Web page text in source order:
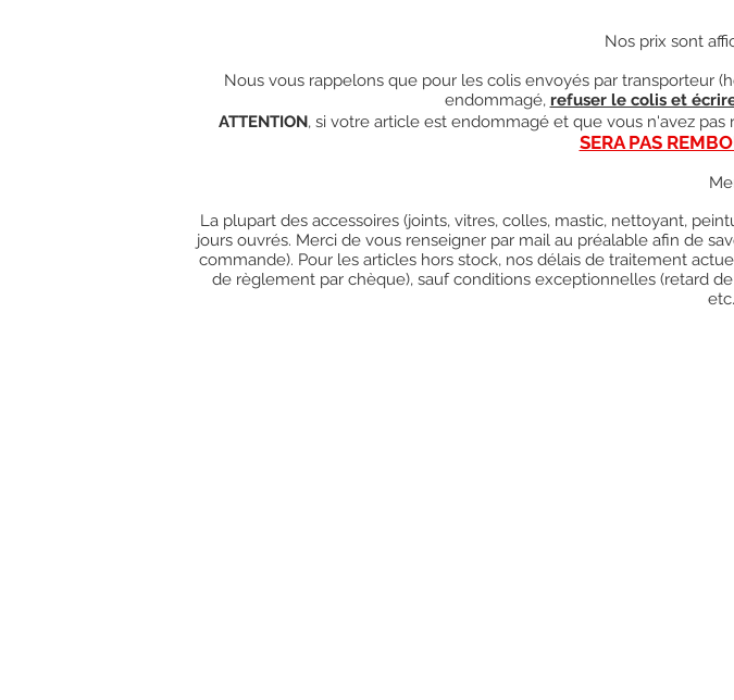
Nos prix sont
Nous vous rappelons que pour les colis envoyés par transporteur
endommagé, refuser le colis et
ATTENTION, si votre article est endommagé et que vous n'avez
SERA PAS
La plupart des accessoires (joints, vitres, colles, mastic, nettoyant,
jours ouvrés. Merci de vous renseigner par mail au préalable afin de
commande). Pour les articles hors stock, nos délais de traitement
de règlement par chèque), sauf conditions exceptionnelles (retard